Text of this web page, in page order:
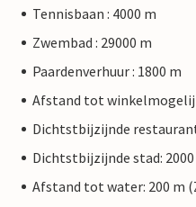
Tennisbaan : 4000 m
Zwembad : 29000 m
Paardenverhuur : 1800 m
Afstand tot
Dichtstbijzijnde
Dichtstbijzijnde stad:
Afstand tot water: 200 m